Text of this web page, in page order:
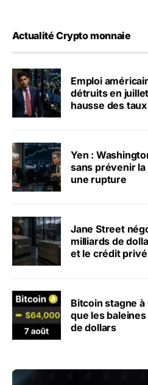
Actualité Crypto monnaie
Emploi
détruits en
hausse des
Yen :
sans prévenir la
une rupture
Jane Street
milliards de
et le crédit privé
Bitcoin stagne
que les
de dollars